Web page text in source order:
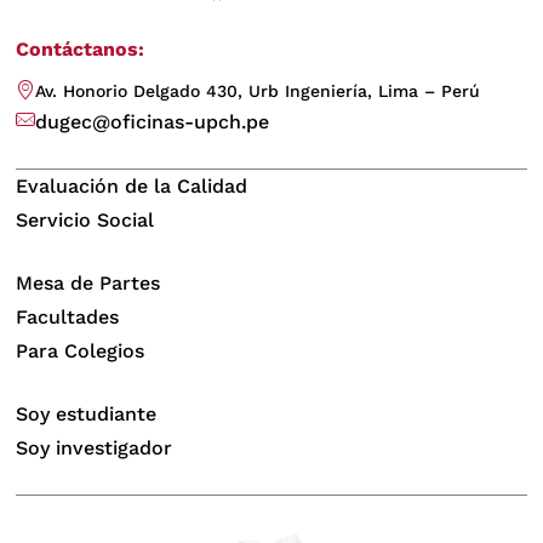
Contáctanos:
Av. Honorio Delgado 430, Urb Ingeniería, Lima – Perú
dugec@oficinas-upch.pe
Evaluación de la Calidad
Servicio Social
Mesa de Partes
Facultades
Para Colegios
Soy estudiante
Soy investigador